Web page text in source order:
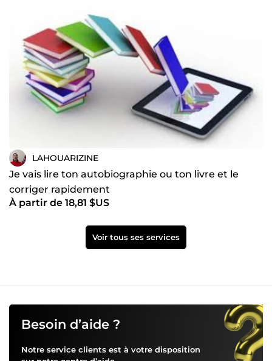
LAHOUARIZINE
Je vais lire ton autobiographie ou ton livre et le
corriger rapidement
À partir de 18,81 $US
Voir tous ses services
Besoin d’aide ?
Notre service clients est à votre disposition